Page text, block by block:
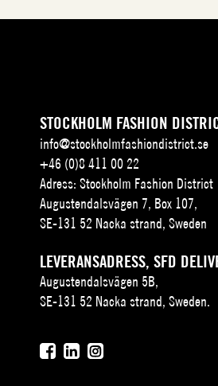
STOCKHOLM FASHION
info@stockholmfashiondistrict.se
+46 (0)8 411 00 22
Adress: Stockholm Fashion District
Augustendalsvägen 7, Box 107,
SE-131 52 Nacka strand, Sweden
LEVERANSADRESS, SFD
Augustendalsvägen 5B,
SE-131 52 Nacka strand, Sweden.